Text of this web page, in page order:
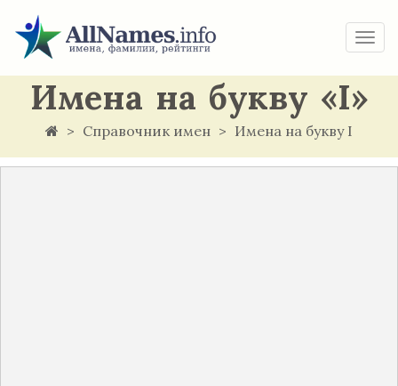
Имена на букву «I»
Справочник имен Имена на букву I